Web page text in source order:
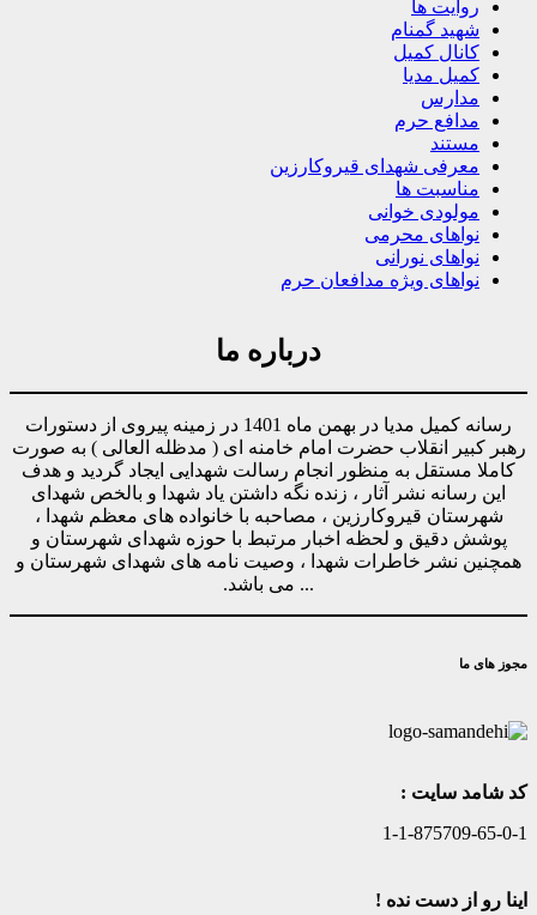
روایت ها
شهید گمنام
کانال کمیل
کمیل مدیا
مدارس
مدافع حرم
مستند
معرفی شهدای قیروکارزین
مناسبت ها
مولودی خوانی
نواهای محرمی
نواهای نورانی
نواهای ویژه مدافعان حرم
درباره ما
رسانه کمیل مدیا در بهمن ماه 1401 در زمینه پیروی از دستورات
رهبر کبیر انقلاب حضرت امام خامنه ای ( مدظله العالی ) به صورت
کاملا مستقل به منظور انجام رسالت شهدایی ایجاد گردید و هدف
این رسانه نشر آثار ، زنده نگه داشتن یاد شهدا و بالخص شهدای
شهرستان قیروکارزین ، مصاحبه با خانواده های معظم شهدا ،
پوشش دقیق و لحظه اخبار مرتبط با حوزه شهدای شهرستان و
همچنین نشر خاطرات شهدا ، وصیت نامه های شهدای شهرستان و
... می باشد.
مجوز های ما
کد شامد سایت :
1-1-875709-65-0-1
اینا رو از دست نده !